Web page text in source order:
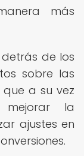
más
de los
sobre las
que a su vez
la
ajustes en